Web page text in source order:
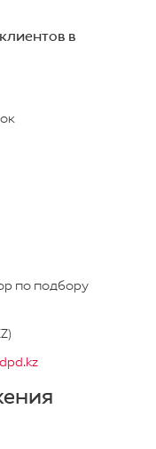
в
по подбору